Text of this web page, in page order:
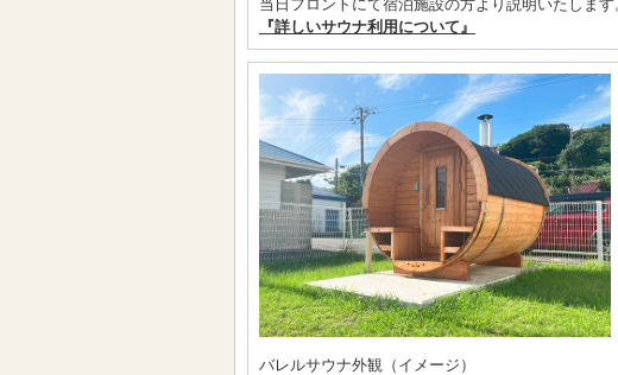
当日フロントにて宿泊施設の方より説明いたします
『詳しいサウナ利用について』
バレルサウナ外観（イメージ）